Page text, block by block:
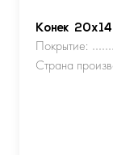
Конек
Покрытие:
Страна